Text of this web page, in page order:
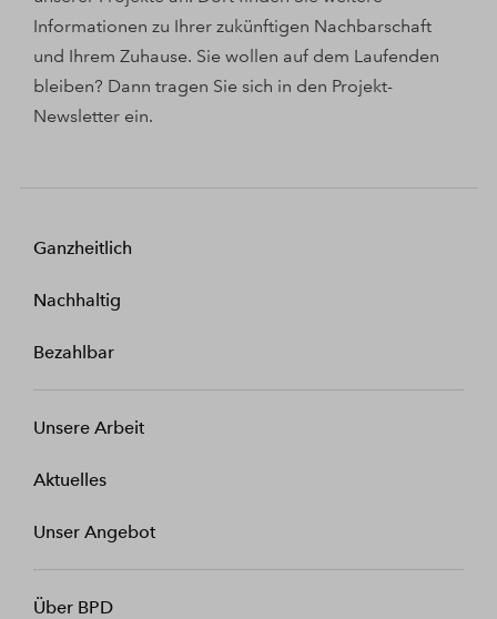
Informationen zu Ihrer zukünftigen Nachbarschaft
und Ihrem Zuhause. Sie wollen auf dem Laufenden
bleiben? Dann tragen Sie sich in den Projekt-
Newsletter ein.
Ganzheitlich
Nachhaltig
Bezahlbar
Unsere Arbeit
Aktuelles
Unser Angebot
Über BPD